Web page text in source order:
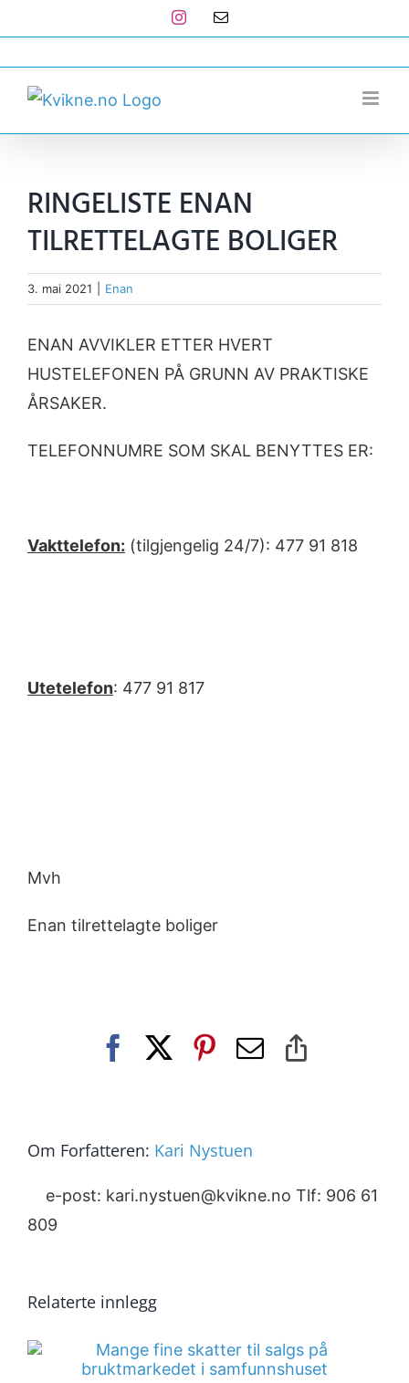
to
content
Instagram
E-
RINGELISTE ENAN
TILRETTELAGTE BOLIGER
3. mai 2021 Enan
ENAN AVVIKLER ETTER HVERT
HUSTELEFONEN PÅ GRUNN AV PRAKTISKE
ÅRSAKER.
TELEFONNUMRE SOM SKAL BENYTTES ER:
Vakttelefon: (tilgjengelig 24/7): 477 91 818
Utetelefon: 477 91 817
Mvh
Enan tilrettelagte boliger
Facebook Pinterest
E-
Om Forfatteren: Kari Nystuen
e-post: kari.nystuen@kvikne.no Tlf: 906 61
809
Relaterte innlegg